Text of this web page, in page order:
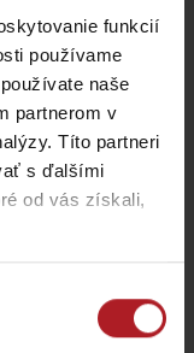
funkcií
používame
naše
partnerom v
Títo partneri
s ďalšími
od vás získali,
U nás na
- Hrabovo